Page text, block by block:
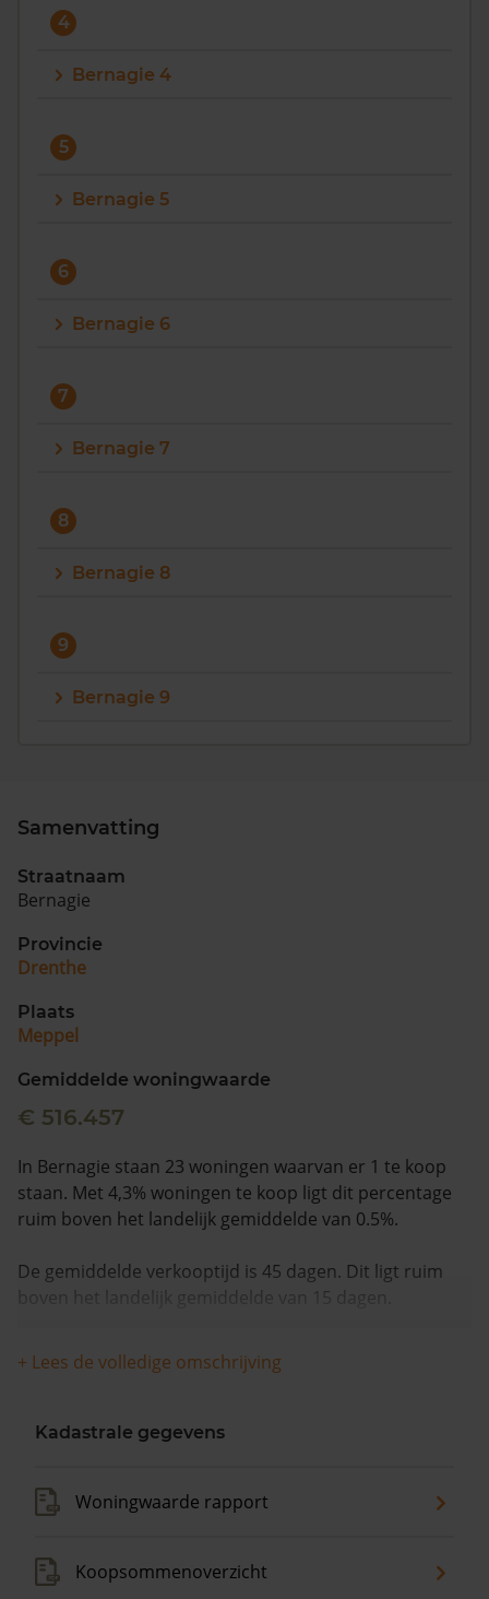
4
Bernagie 4
5
Bernagie 5
6
Bernagie 6
7
Bernagie 7
8
Bernagie 8
9
Bernagie 9
Samenvatting
Straatnaam
Bernagie
Provincie
Drenthe
Plaats
Meppel
Gemiddelde woningwaarde
€ 516.457
In Bernagie staan 23 woningen waarvan er 1 te koop
staan. Met 4,3% woningen te koop ligt dit percentage
ruim boven het landelijk gemiddelde van 0.5%.
De gemiddelde verkooptijd is 45 dagen. Dit ligt ruim
boven het landelijk gemiddelde van 15 dagen.
De gemiddelde huizenprijs is €235.000. De gemiddelde
vraagprijs is €235.000. In de afgelopen 12 maanden is
+ Lees de volledige omschrijving
Kadastrale gegevens
Woningwaarde rapport
Koopsommenoverzicht